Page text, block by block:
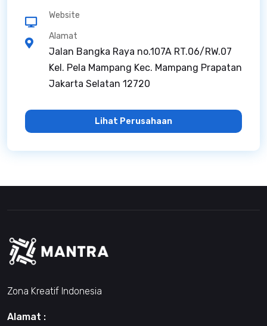
Website
Alamat
Jalan Bangka Raya no.107A RT.06/RW.07
Kel. Pela Mampang Kec. Mampang Prapatan
Jakarta Selatan 12720
Lihat Perusahaan
Zona Kreatif Indonesia
Alamat :